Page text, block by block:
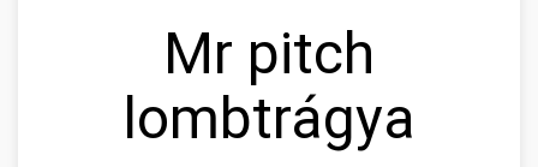
Mr pitch
lombtrágya